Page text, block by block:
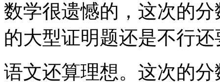
数学很遗憾的，这次的
的大型证明题还是不行
语文还算理想。这次的